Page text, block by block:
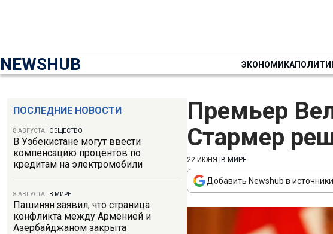
NEWSHUB ЭКОНОМИКА
ПОСЛЕДНИЕ НОВОСТИ
8 АВГУСТА ОБЩЕСТВО
В Узбекистане могут ввести
компенсацию процентов по
кредитам на электромобили
8 АВГУСТА В МИРЕ
Пашинян заявил, что страница
конфликта между Арменией и
Азербайджаном закрыта
Премьер
Стармер
22 ИЮНЯ В МИРЕ
Добавить Newshub в